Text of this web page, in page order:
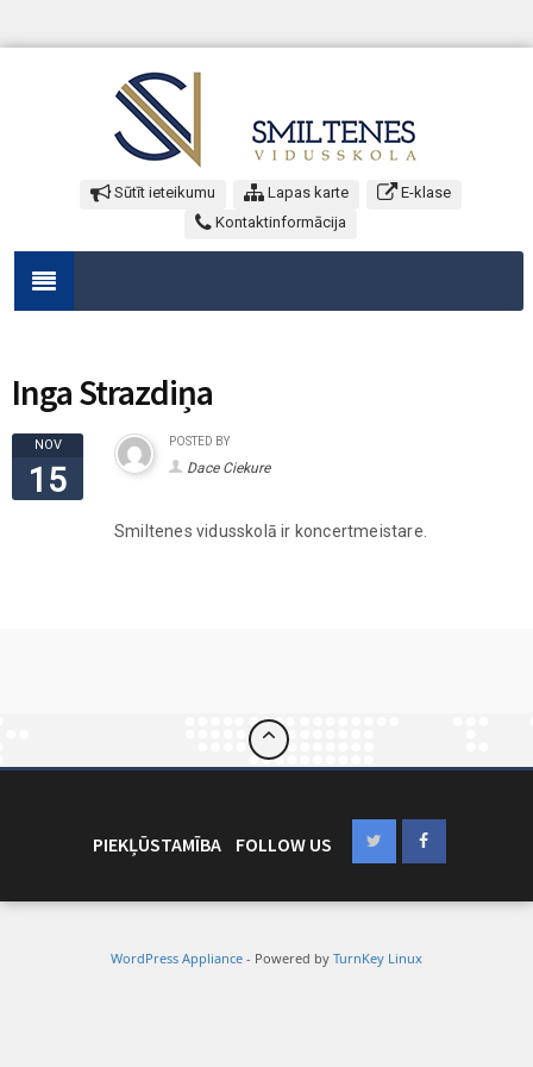
Sūtīt ieteikumu Lapas karte
E-klase
Kontaktinformācija
Inga Strazdiņa
NOV
15
POSTED BY
Dace Ciekure
Smiltenes vidusskolā ir koncertmeistare.
PIEKĻŪSTAMĪBA FOLLOW US
WordPress Appliance - Powered by TurnKey Linux